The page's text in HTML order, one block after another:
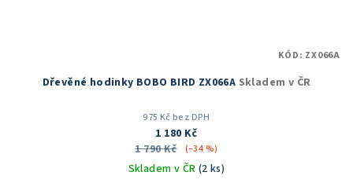
Dřevěné hodinky BOBO BIRD ZX066A Skladem v ČR
975 Kč bez DPH
1 180 Kč
1 790 Kč
(–34 %)
Skladem v ČR (2 ks)
KÓD: ZX066A